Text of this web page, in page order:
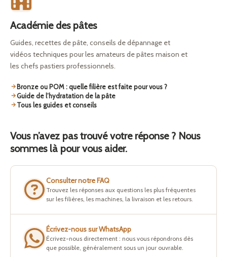
Académie des pâtes
Guides, recettes de pâte, conseils de dépannage et
vidéos techniques pour les amateurs de pâtes maison et
les chefs pastiers professionnels.
Bronze ou POM : quelle filière est faite pour vous ?
Guide de l’hydratation de la pâte
Tous les guides et conseils
Vous n’avez pas trouvé votre réponse ? Nous
sommes là pour vous aider.
Consulter notre FAQ
Trouvez les réponses aux questions les plus fréquentes
sur les filières, les machines, la livraison et les retours.
Écrivez-nous sur WhatsApp
Écrivez-nous directement : nous vous répondrons dès
que possible, généralement sous un jour ouvrable.